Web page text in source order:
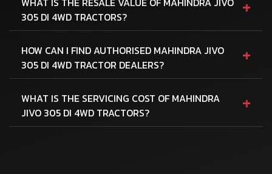
305 DI 4WD TRACTORS?
+
HOW CAN I FIND AUTHORISED MAHINDRA JIVO
305 DI 4WD TRACTOR DEALERS?
+
WHAT IS THE SERVICING COST OF MAHINDRA
JIVO 305 DI 4WD TRACTORS?
+